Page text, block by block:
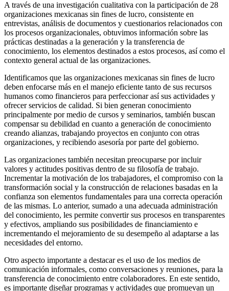
A través de una investigación cualitativa con la participación de 28
organizaciones mexicanas sin fines de lucro, consistente en
entrevistas, análisis de documentos y cuestionarios relacionados con
los procesos organizacionales, obtuvimos información sobre las
prácticas destinadas a la generación y la transferencia de
conocimiento, los elementos destinados a estos procesos, así como el
contexto general actual de las organizaciones.
Identificamos que las organizaciones mexicanas sin fines de lucro
deben enfocarse más en el manejo eficiente tanto de sus recursos
humanos como financieros para perfeccionar así sus actividades y
ofrecer servicios de calidad. Si bien generan conocimiento
principalmente por medio de cursos y seminarios, también buscan
compensar su debilidad en cuanto a generación de conocimiento
creando alianzas, trabajando proyectos en conjunto con otras
organizaciones, y recibiendo asesoría por parte del gobierno.
Las organizaciones también necesitan preocuparse por incluir
valores y actitudes positivas dentro de su filosofía de trabajo.
Incrementar la motivación de los trabajadores, el compromiso con la
transformación social y la construcción de relaciones basadas en la
confianza son elementos fundamentales para una correcta operación
de las mismas. Lo anterior, sumado a una adecuada administración
del conocimiento, les permite convertir sus procesos en transparentes
y efectivos, ampliando sus posibilidades de financiamiento e
incrementando el mejoramiento de su desempeño al adaptarse a las
necesidades del entorno.
Otro aspecto importante a destacar es el uso de los medios de
comunicación informales, como conversaciones y reuniones, para la
transferencia de conocimiento entre colaboradores. En este sentido,
es importante diseñar programas y actividades que promuevan un